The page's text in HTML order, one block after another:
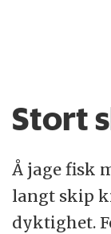
Stort
Å jage fisk
langt skip
dyktighet.